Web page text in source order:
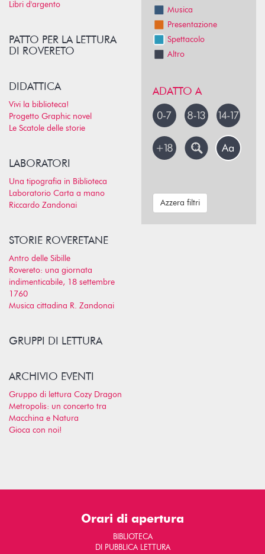
Libri d'argento
PATTO PER LA LETTURA
DI ROVERETO
DIDATTICA
Vivi la biblioteca!
Progetto Graphic novel
Le Scatole delle storie
LABORATORI
Una tipografia in Biblioteca
Laboratorio Carta a mano
Riccardo Zandonai
STORIE ROVERETANE
Antro delle Sibille
Rovereto: una giornata
indimenticabile, 18 settembre
1760
Musica cittadina R. Zandonai
GRUPPI DI LETTURA
ARCHIVIO EVENTI
Gruppo di lettura Cozy Dragon
Metropolis: un concerto tra
Macchina e Natura
Gioca con noi!
Musica
Presentazione
Spettacolo
Altro
ADATTO A
Azzera filtri
Orari di apertura
BIBLIOTECA
DI PUBBLICA LETTURA